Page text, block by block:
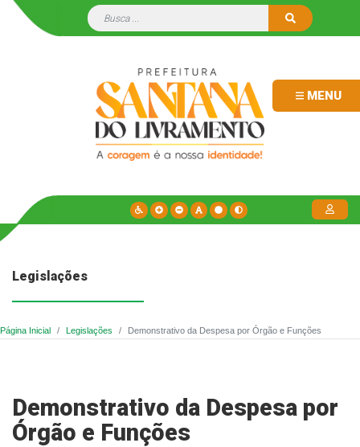
MENU
Legislações
Página Inicial Legislações Demonstrativo da Despesa por Órgão e Funções
Demonstrativo da Despesa por
Órgão e Funções